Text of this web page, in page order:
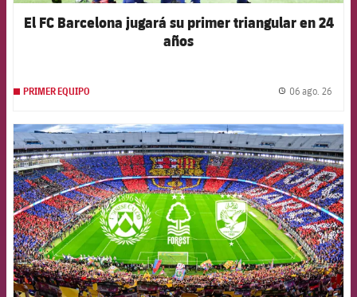
El FC Barcelona jugará su primer triangular en 24
años
PRIMER EQUIPO 06 ago. 26
FCB Barcelona badge